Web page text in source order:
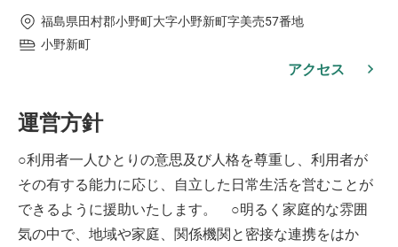
福島県田村郡小野町大字小野新町字美売57番地
小野新町
アクセス
運営方針
○利用者一人ひとりの意思及び人格を尊重し、利用者が
その有する能力に応じ、自立した日常生活を営むことが
できるように援助いたします。 ○明るく家庭的な雰囲
気の中で、地域や家庭、関係機関と密接な連携をはか